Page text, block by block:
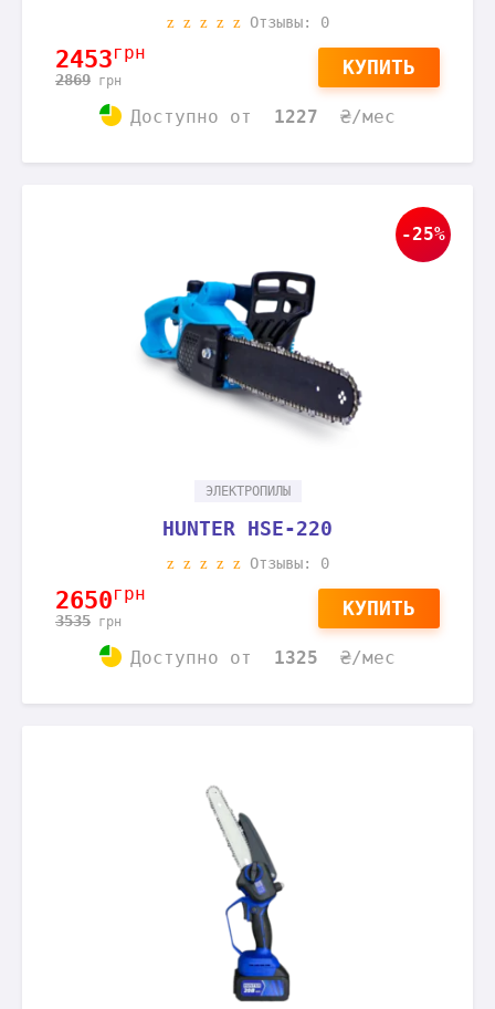
Отзывы: 0
2453грн
2869 грн
КУПИТЬ
Доступно от 1227 ₴/мес
-25%
ЭЛЕКТРОПИЛЫ
HUNTER HSE-220
Отзывы: 0
2650грн
3535 грн
КУПИТЬ
Доступно от 1325 ₴/мес